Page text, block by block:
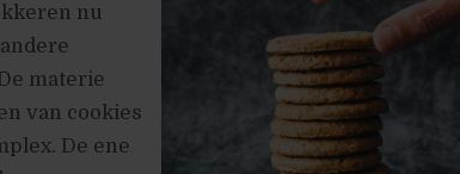
nu
materie
van cookies
De ene